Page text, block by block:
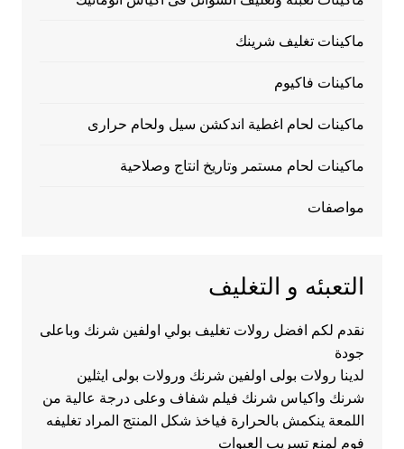
ماكينات تغليف شرينك
ماكينات فاكيوم
ماكينات لحام اغطية اندكشن سيل ولحام حرارى
ماكينات لحام مستمر وتاريخ انتاج وصلاحية
مواصفات
التعبئه و التغليف
نقدم لكم افضل رولات تغليف بولي اولفين شرنك وباعلى
جودة
لدينا رولات بولى اولفين شرنك ورولات بولى ايثلين
شرنك واكياس شرنك فيلم شفاف وعلى درجة عالية من
اللمعة ينكمش بالحرارة فياخذ شكل المنتج المراد تغليفه
فوم لمنع تسريب العبوات